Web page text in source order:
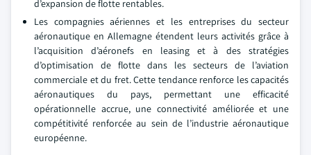
d’expansion de flotte rentables.
Les compagnies aériennes et les entreprises du secteur
aéronautique en Allemagne étendent leurs activités grâce à
l’acquisition d’aéronefs en leasing et à des stratégies
d’optimisation de flotte dans les secteurs de l’aviation
commerciale et du fret. Cette tendance renforce les capacités
aéronautiques du pays, permettant une efficacité
opérationnelle accrue, une connectivité améliorée et une
compétitivité renforcée au sein de l’industrie aéronautique
européenne.